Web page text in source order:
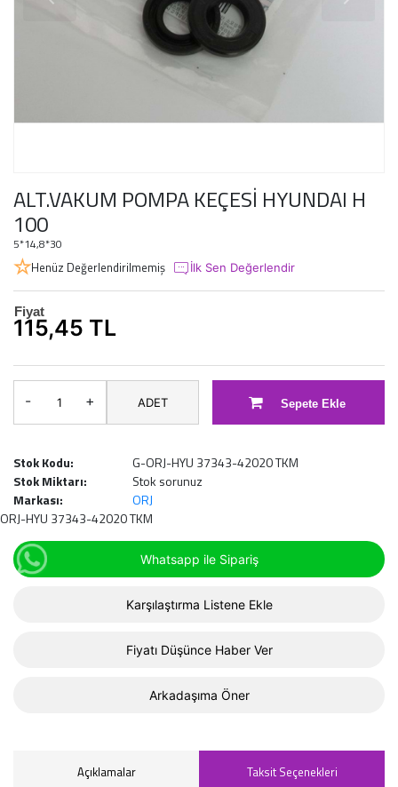
ALT.VAKUM POMPA KEÇESİ HYUNDAI H
100
5*14,8*30
Henüz Değerlendirilmemiş İlk Sen Değerlendir
Fiyat
115,45 TL
- + ADET Sepete Ekle
Stok Kodu:
G-ORJ-HYU 37343-42020 TKM
Stok Miktarı:
Stok sorunuz
Markası:
ORJ
ORJ-HYU 37343-42020 TKM
Whatsapp ile Sipariş
Karşılaştırma Listene Ekle
Fiyatı Düşünce Haber Ver
Arkadaşıma Öner
Açıklamalar Taksit Seçenekleri